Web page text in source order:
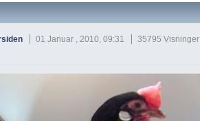
01 Januar , 2010, 09:31 35795 Visninger